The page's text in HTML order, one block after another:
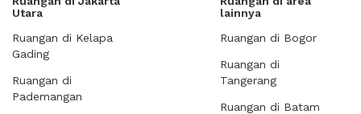
Utara
Ruangan di Kelapa
Gading
Ruangan di
Pademangan
lainnya
Ruangan di Bogor
Ruangan di
Tangerang
Ruangan di Batam